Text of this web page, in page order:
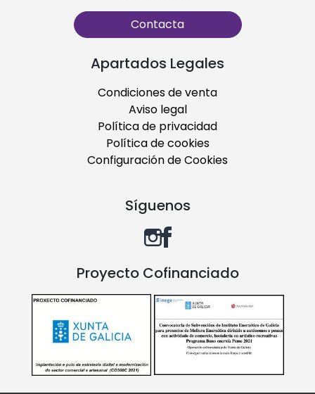
Contacta
Apartados Legales
Condiciones de venta
Aviso legal
Política de privacidad
Política de cookies
Configuración de Cookies
Síguenos
Proyecto Cofinanciado